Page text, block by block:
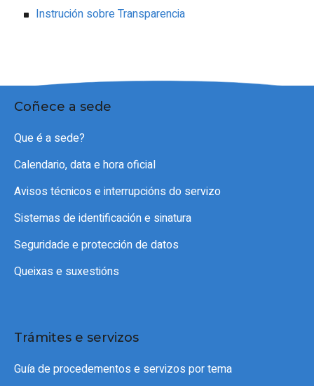
Instrución sobre Transparencia
Coñece a sede
Que é a sede?
Calendario, data e hora oficial
Avisos técnicos e interrupcións do servizo
Sistemas de identificación e sinatura
Seguridade e protección de datos
Queixas e suxestións
Trámites e servizos
Guía de procedementos e servizos por tema